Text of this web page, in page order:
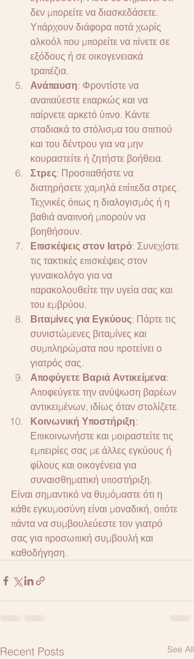
δεν μπορείτε να διασκεδάσετε.
Υπάρχουν διάφορα ποτά χωρίς
αλκοόλ που μπορείτε να πίνετε σε
εξόδους ή σε οικογενειακά
τραπέζια.
Ανάπαυση: Φροντίστε να
αναπαύεστε επαρκώς και να
παίρνετε αρκετό ύπνο. Κάντε
σταδιακά το στόλισμα του σπιτιού
και του δέντρου για να μην
κουραστείτε ή ζητήστε βοήθεια.
Στρες: Προσπαθήστε να
διατηρήσετε χαμηλά επίπεδα στρες.
Τεχνικές όπως η διαλογισμός ή η
βαθιά αναπνοή μπορούν να
βοηθήσουν.
Επισκέψεις στον Ιατρό: Συνεχίστε
τις τακτικές επισκέψεις στον
γυναικολόγο για να
παρακολουθείτε την υγεία σας και
του εμβρύου.
Βιταμίνες για Εγκύους: Πάρτε τις
συνιστώμενες βιταμίνες και
συμπληρώματα που προτείνει ο
γιατρός σας.
Αποφύγετε Βαριά Αντικείμενα:
Αποφεύγετε την ανύψωση βαρέων
αντικειμένων, ιδίως όταν στολίζετε.
Κοινωνική Υποστήριξη:
Επικοινωνήστε και μοιραστείτε τις
εμπειρίες σας με άλλες εγκύους ή
φίλους και οικογένεια για
συναισθηματική υποστήριξη.
Είναι σημαντικό να θυμόμαστε ότι η
κάθε εγκυμοσύνη είναι μοναδική, οπότε
πάντα να συμβουλεύεστε τον γιατρό
σας για προσωπική συμβουλή και
καθοδήγηση.
Recent Posts See All